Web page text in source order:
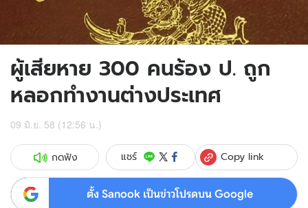
ผู้เสียหาย 300 คนร้อง ป. ถูก
หลอกทำงานต่างประเทศ
09 มิ.ย. 58 (12:56 น.)
กดฟัง แชร์ Copy link
ตั้ง Sanook เป็นข่าวโปรดบน Google